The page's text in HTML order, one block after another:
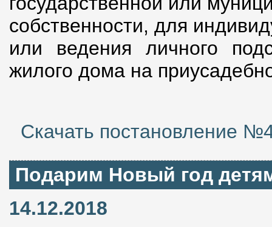
собственности, для
или ведения личного
жилого дома на
Скачать постановление
Подарим Новый год
14.12.2018